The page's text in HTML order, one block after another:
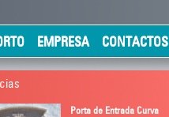
EMPRESA CONTACTOS
Porta de Entrada Curva